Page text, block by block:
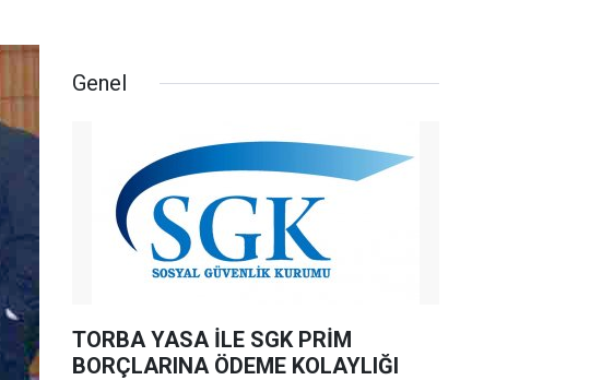
Genel
TORBA YASA İLE SGK PRİM
BORÇLARINA ÖDEME KOLAYLIĞI